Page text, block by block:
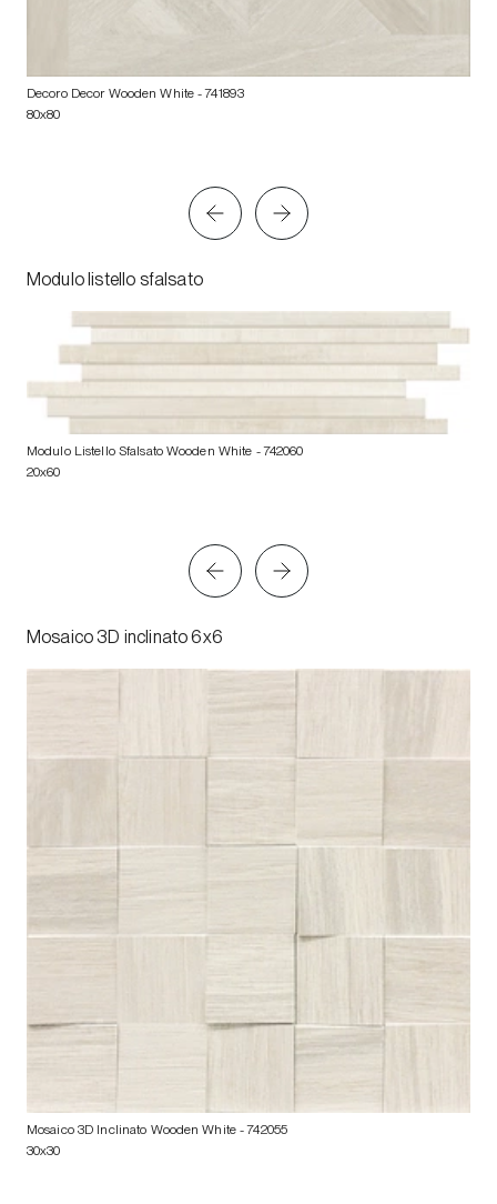
Decoro Decor Wooden White - 741893
80x80
Modulo listello sfalsato
Modulo Listello Sfalsato Wooden White - 742060
20x60
Mosaico 3D inclinato 6x6
Mosaico 3D Inclinato Wooden White- 742055
30x30